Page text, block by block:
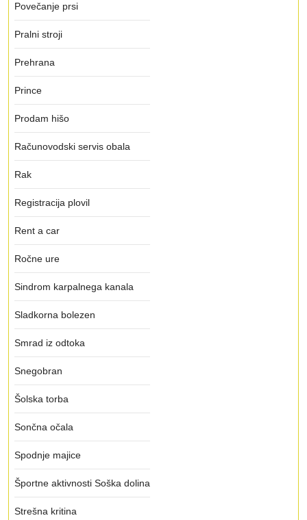
Povečanje prsi
Pralni stroji
Prehrana
Prince
Prodam hišo
Računovodski servis obala
Rak
Registracija plovil
Rent a car
Ročne ure
Sindrom karpalnega kanala
Sladkorna bolezen
Smrad iz odtoka
Snegobran
Šolska torba
Sončna očala
Spodnje majice
Športne aktivnosti Soška dolina
Strešna kritina